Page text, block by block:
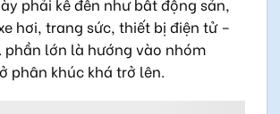
phải kể đến như bất động sản,
hơi, trang sức, thiết bị điện tử –
phần lớn là hướng vào nhóm
phân khúc khá trở lên.